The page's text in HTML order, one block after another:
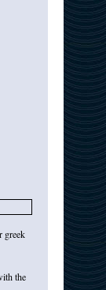
greek
the